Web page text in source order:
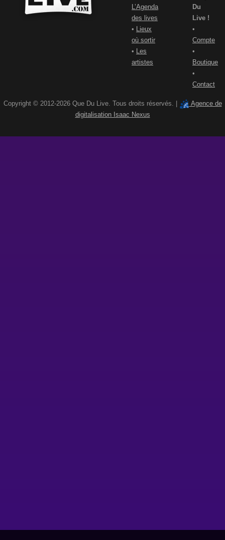
L’Agenda
des lives
•
Lieux
où sortir
•
Les
artistes
Du
Live !
•
Compte
•
Boutique
•
Contact
Copyright © 2012-2026 Que Du Live. Tous droits réservés. |
Agence de
digitalisation Isaac Nexus